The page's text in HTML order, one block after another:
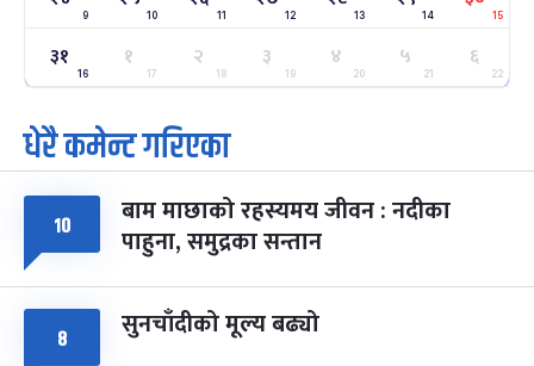
२५
मंगल
ग्याल्पो ल्होसार
फाल्गुन २५, २०८३ Mar 9, 2027
७ महिना बाँकी
७
आइत
पूर्णिमा व्रत
चैत्र ७, २०८३-Mar 21, 2027
८ फागुपूर्णिमा
चैत्र ८, २०८३-Mar 22, 2027
७ महिना बाँकी
9 10 11 12 13 14 15
३१
16
१
17
२
18
३
19
४
20
५
21
६
22
धेरै कमेन्ट गरिएका
१० बाम माछाको रहस्यमय जीवन : नदीका
पाहुना, समुद्रका सन्तान
८ सुनचाँदीको मूल्य बढ्यो